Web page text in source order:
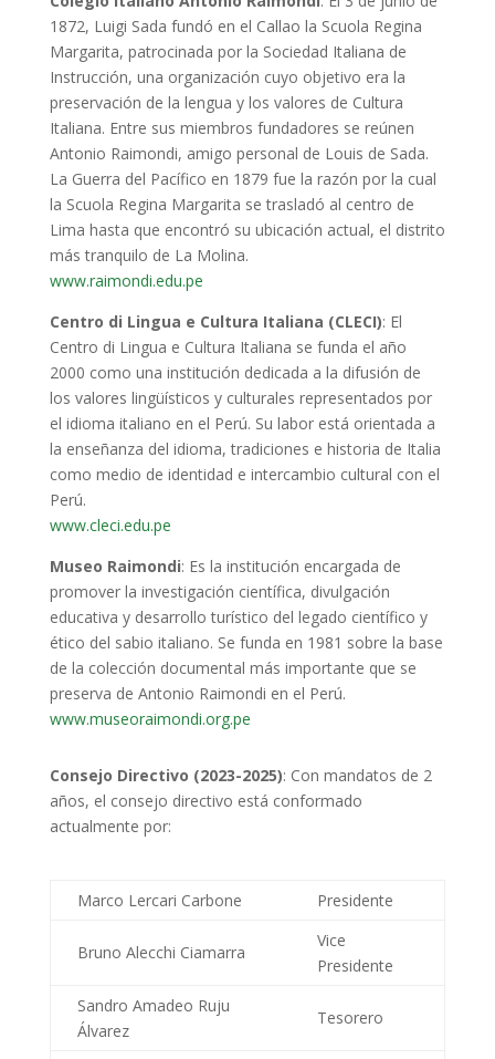
1872, Luigi Sada fundó en el Callao la Scuola Regina
Margarita, patrocinada por la Sociedad Italiana de
Instrucción, una organización cuyo objetivo era la
preservación de la lengua y los valores de Cultura
Italiana. Entre sus miembros fundadores se reúnen
Antonio Raimondi, amigo personal de Louis de Sada.
La Guerra del Pacífico en 1879 fue la razón por la cual
la Scuola Regina Margarita se trasladó al centro de
Lima hasta que encontró su ubicación actual, el distrito
más tranquilo de La Molina.
www.raimondi.edu.pe
Centro di Lingua e Cultura Italiana (CLECI): El
Centro di Lingua e Cultura Italiana se funda el año
2000 como una institución dedicada a la difusión de
los valores lingüísticos y culturales representados por
el idioma italiano en el Perú. Su labor está orientada a
la enseñanza del idioma, tradiciones e historia de Italia
como medio de identidad e intercambio cultural con el
Perú.
www.cleci.edu.pe
Museo Raimondi: Es la institución encargada de
promover la investigación científica, divulgación
educativa y desarrollo turístico del legado científico y
ético del sabio italiano. Se funda en 1981 sobre la base
de la colección documental más importante que se
preserva de Antonio Raimondi en el Perú.
www.museoraimondi.org.pe
Consejo Directivo (2023-2025): Con mandatos de 2
años, el consejo directivo está conformado
actualmente por:
Marco Lercari Carbone Presidente
Bruno Alecchi Ciamarra
Vice
Presidente
Sandro Amadeo Ruju
Álvarez
Tesorero